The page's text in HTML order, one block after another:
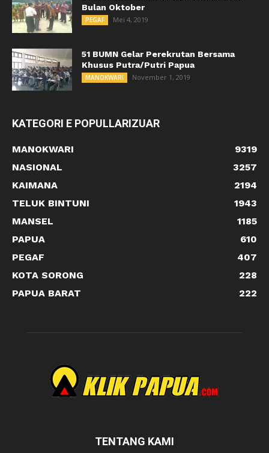
Bulan Oktober
PEGAF Mei 4, 2019
51 BUMN Gelar Perekrutan Bersama
Khusus Putra/Putri Papua
MANOKWARI November 1, 2019
KATEGORI E POPULLARIZUAR
MANOKWARI
9319
NASIONAL
3257
KAIMANA
2194
TELUK BINTUNI
1943
MANSEL
1185
PAPUA
610
PEGAF
407
KOTA SORONG
228
PAPUA BARAT
222
TENTANG KAMI